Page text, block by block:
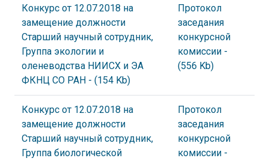
Конкурс от 12.07.2018 на
замещение должности
Старший научный сотрудник,
Группа экологии и
оленеводства НИИСХ и ЭА
ФКНЦ СО РАН - (154 Kb)
Протокол
заседания
конкурсной
комиссии -
(556 Kb)
Конкурс от 12.07.2018 на
замещение должности
Старший научный сотрудник,
Группа биологической
Протокол
заседания
конкурсной
комиссии -